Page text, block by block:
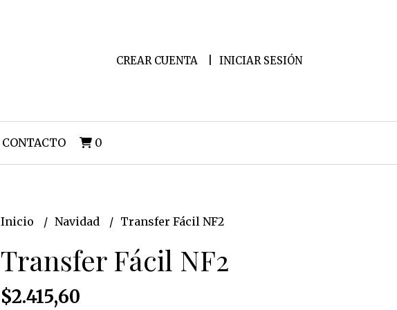
CREAR CUENTA INICIAR SESIÓN
CONTACTO 0
Inicio Navidad Transfer Fácil NF2
Transfer Fácil NF2
$2.415,60